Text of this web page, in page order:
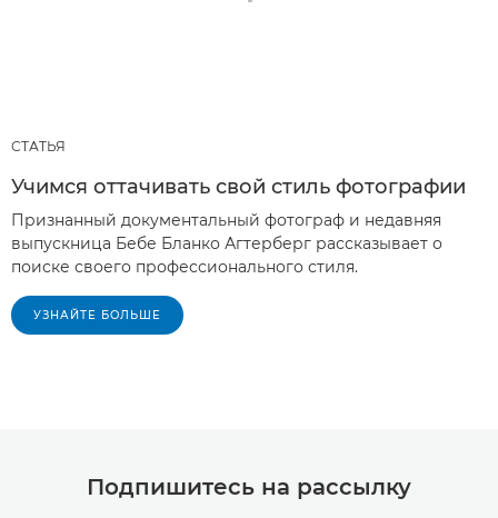
СТАТЬЯ
Учимся оттачивать свой стиль фотографии
Признанный документальный фотограф и недавняя
выпускница Бебе Бланко Агтерберг рассказывает о
поиске своего профессионального стиля.
УЗНАЙТЕ БОЛЬШЕ
Подпишитесь на рассылку